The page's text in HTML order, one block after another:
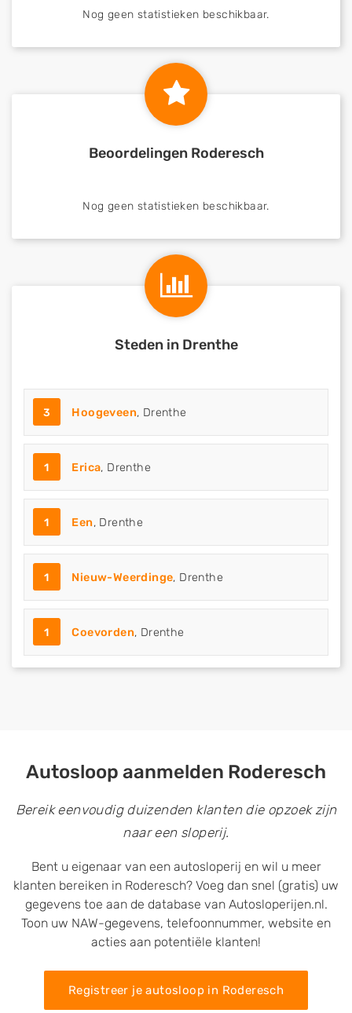
Nog geen statistieken beschikbaar.
Beoordelingen Roderesch
Nog geen statistieken beschikbaar.
Steden in Drenthe
3 Hoogeveen, Drenthe
1 Erica, Drenthe
1 Een, Drenthe
1 Nieuw-Weerdinge, Drenthe
1 Coevorden, Drenthe
Autosloop aanmelden Roderesch
Bereik eenvoudig duizenden klanten die opzoek zijn
naar een sloperij.
Bent u eigenaar van een autosloperij en wil u meer
klanten bereiken in Roderesch? Voeg dan snel (gratis) uw
gegevens toe aan de database van Autosloperijen.nl.
Toon uw NAW-gegevens, telefoonnummer, website en
acties aan potentiële klanten!
Registreer je autosloop in Roderesch